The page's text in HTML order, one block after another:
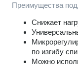
Преимущества
Снижает
по изгибу
Можно